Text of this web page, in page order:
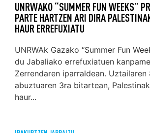
UNRWAKO “SUMMER FUN WEEKS”
PARTE HARTZEN ARI DIRA
HAUR ERREFUXIATU
UNRWAk Gazako “Summer Fun
du Jabaliako errefuxiatuen
Zerrendaren iparraldean. Uztailaren
abuztuaren 3ra bitartean,
haur...